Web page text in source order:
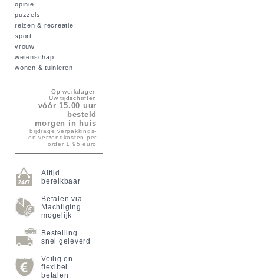
opinie
puzzels
reizen & recreatie
sport
vrouw
wetenschap
wonen & tuinieren
Op werkdagen
Uw tijdschriften
vóór 15.00 uur
besteld
morgen in huis
bijdrage verpakkings-
en verzendkosten per
order 1,95 euro
Altijd
bereikbaar
Betalen via
Machtiging
mogelijk
Bestelling
snel geleverd
Veilig en
flexibel
betalen